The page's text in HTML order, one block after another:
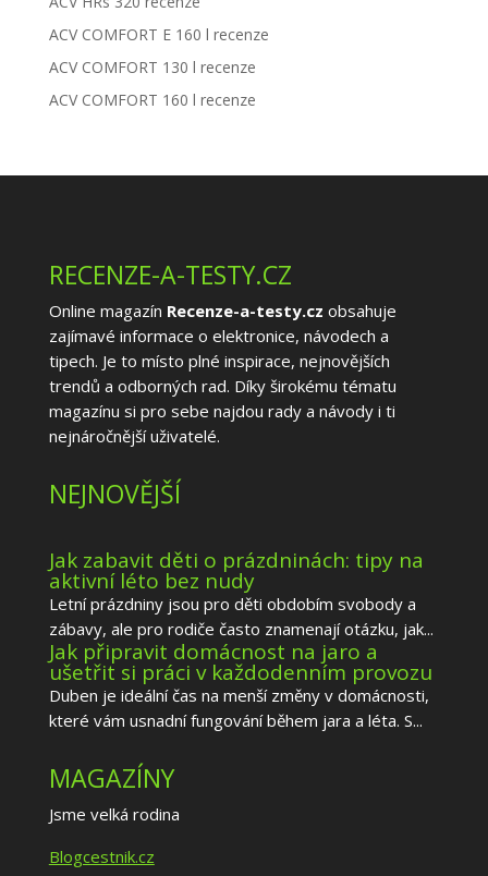
ACV COMFORT E 160 l recenze
ACV COMFORT 130 l recenze
ACV COMFORT 160 l recenze
RECENZE-A-TESTY.CZ
Online magazín Recenze-a-testy.cz obsahuje
zajímavé informace o elektronice, návodech a
tipech. Je to místo plné inspirace, nejnovějších
trendů a odborných rad. Díky širokému tématu
magazínu si pro sebe najdou rady a návody i ti
nejnáročnější uživatelé.
NEJNOVĚJŠÍ
Jak zabavit děti o prázdninách: tipy na
aktivní léto bez nudy
Letní prázdniny jsou pro děti obdobím svobody a
zábavy, ale pro rodiče často znamenají otázku, jak...
Jak připravit domácnost na jaro a
ušetřit si práci v každodenním provozu
Duben je ideální čas na menší změny v domácnosti,
které vám usnadní fungování během jara a léta. S...
MAGAZÍNY
Jsme velká rodina
Blogcestnik.cz